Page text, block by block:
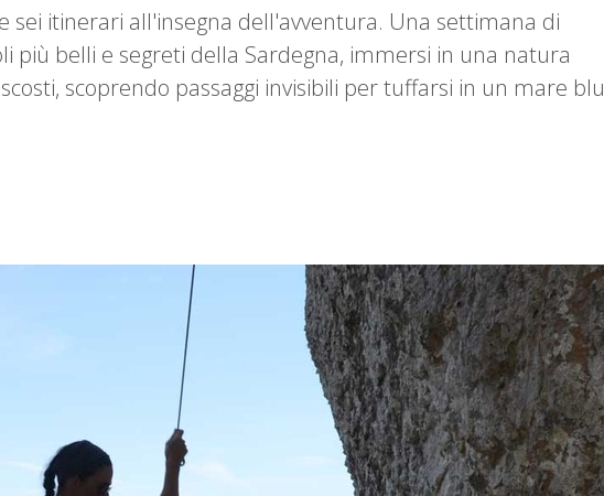
sei itinerari all'insegna dell'avventura. Una settimana di
più belli e segreti della Sardegna, immersi in una natura
scoprendo passaggi invisibili per tuffarsi in un mare blu